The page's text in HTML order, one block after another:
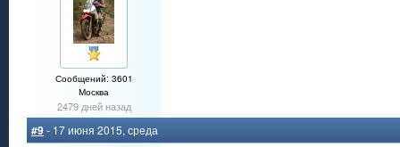
Сообщений: 3601
Москва
2479 дней назад
#9- 17 июня 2015, среда